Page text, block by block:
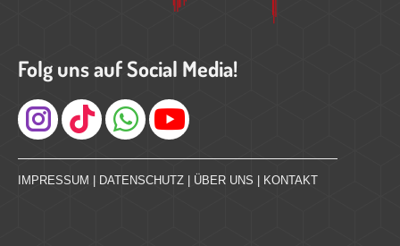
Folg uns auf Social Media!
Instagram
IMPRESSUM | DATENSCHUTZ | ÜBER UNS | KONTAKT